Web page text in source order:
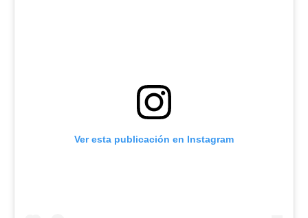
Ver esta publicación en Instagram